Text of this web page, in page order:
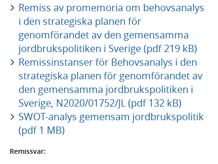
Remiss av promemoria om behovsanalys
i den strategiska planen för
genomförandet av den gemensamma
jordbrukspolitiken i Sverige (pdf 219 kB)
Remissinstanser för Behovsanalys i den
strategiska planen för genomförandet av
den gemensamma jordbrukspolitiken i
Sverige, N2020/01752/JL (pdf 132 kB)
SWOT-analys gemensam jordbrukspolitik
(pdf 1 MB)
Remissvar: